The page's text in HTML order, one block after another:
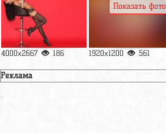
4000x2667 186 1920x1200 561
Показать фото
Реклама